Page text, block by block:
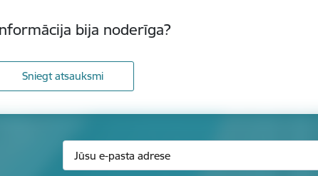
bija noderīga?
Sniegt atsauksmi